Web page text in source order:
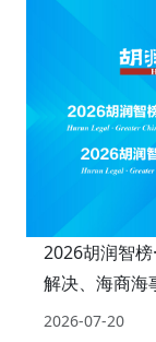
2026胡润智
解决、海商海
2026-07-20